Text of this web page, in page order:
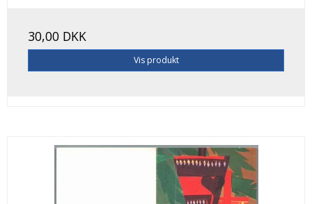
30,00 DKK
Vis produkt